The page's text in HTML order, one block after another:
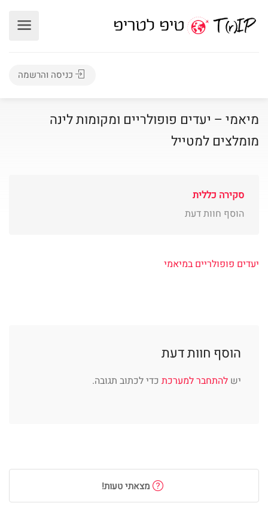
כניסה והרשמה
מיאמי – יעדים פופולריים ומקומות לינה
מומלצים למטייל
סקירה כללית
הוסף חוות דעת
יעדים פופולריים במיאמי
הוסף חוות דעת
יש להתחבר למערכת כדי לכתוב תגובה.
מצאתי טעות!